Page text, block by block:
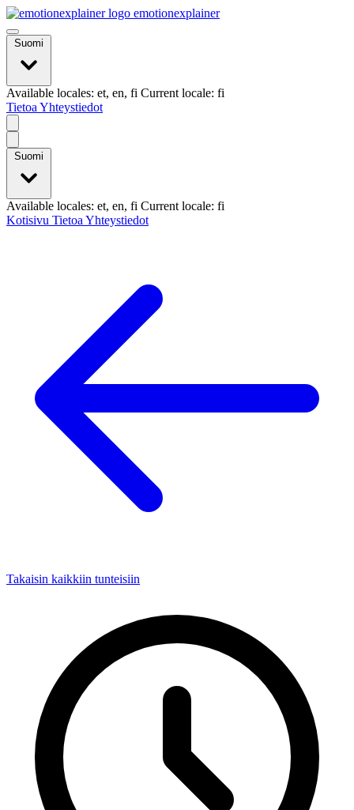
emotionexplainer
Suomi
Available locales: et, en, fi Current locale: fi
Tietoa Yhteystiedot
Suomi
Available locales: et, en, fi Current locale: fi
Kotisivu Tietoa Yhteystiedot
Takaisin kaikkiin tunteisiin